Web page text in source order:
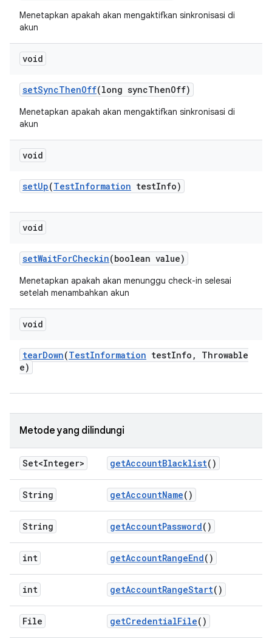
Menetapkan apakah akan mengaktifkan sinkronisasi di
akun
void
setSyncThenOff(long syncThenOff)
Menetapkan apakah akan mengaktifkan sinkronisasi di
akun
void
setUp(TestInformation testInfo)
void
setWaitForCheckin(boolean value)
Menetapkan apakah akan menunggu check-in selesai
setelah menambahkan akun
void
tearDown(TestInformation testInfo ,
Throwable
e)
Metode yang dilindungi
Set<Integer> getAccountBlacklist()
String getAccountName()
String getAccountPassword()
int getAccountRangeEnd()
int getAccountRangeStart()
File getCredentialFile()